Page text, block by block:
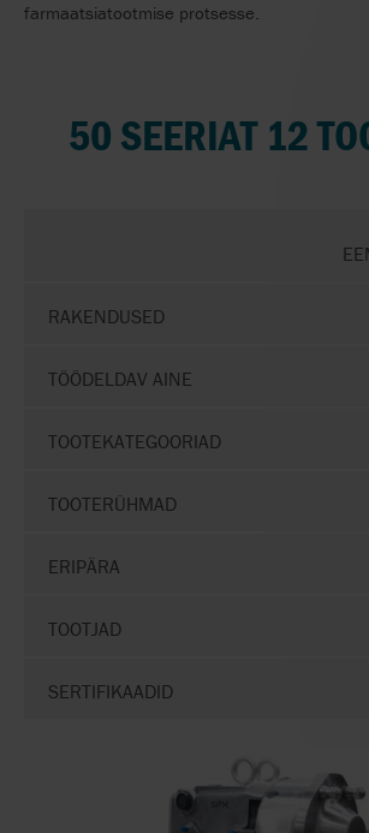
farmaatsiatootmise protsesse.
50 SEERIAT 12
RAKENDUSED
TÖÖDELDAV AINE
TOOTEKATEGOORIAD
TOOTERÜHMAD
ERIPÄRA
TOOTJAD
SERTIFIKAADID